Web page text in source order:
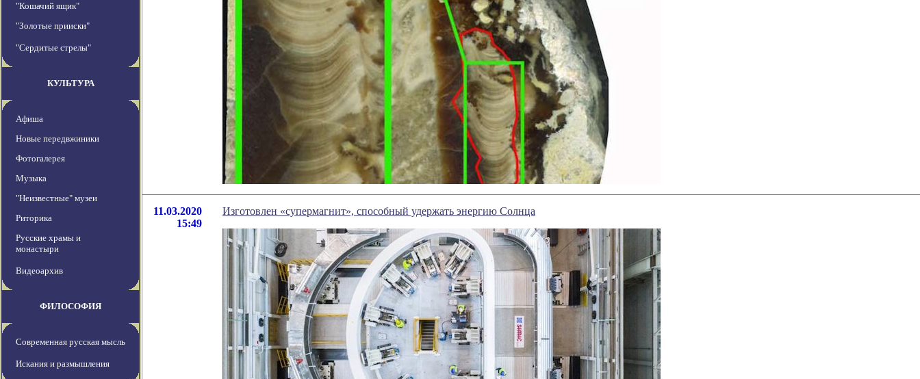
"Кошачий ящик"
"Золотые прииски"
"Сердитые стрелы"
КУЛЬТУРА
Афиша
Новые передвжиники
Фотогалерея
Музыка
"Неизвестные" музеи
Риторика
Русские храмы и
монастыри
Видеоархив
ФИЛОСОФИЯ
Современная русская мысль
Искания и размышления
11.03.2020
15:49
Изготовлен «супермагнит», способный удержать энергию Солнца